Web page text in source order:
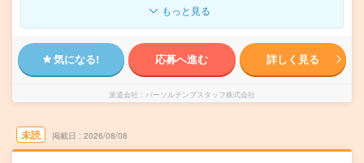
もっと見る
気になる! 応募へ進む 詳しく見る
派遣会社 パーソルテンプスタッフ株式会社
未読 掲載日 2026/08/08